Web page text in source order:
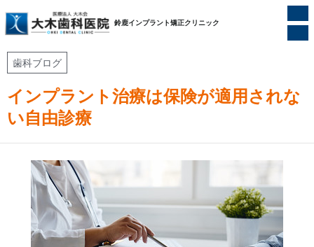
鈴鹿インプラント矯正クリニック
ホーム 歯科ブログ
インプラント治療は保険が適用されない自由診療
歯科ブログ
インプラント治療は保険が適用されな
い自由診療